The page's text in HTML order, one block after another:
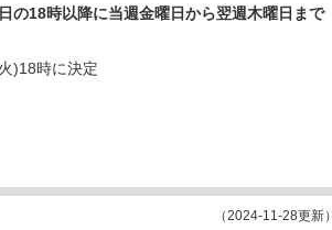
の18時以降に当週金曜日から翌週木曜日まで
)18時に決定
（2024-11-28更新）